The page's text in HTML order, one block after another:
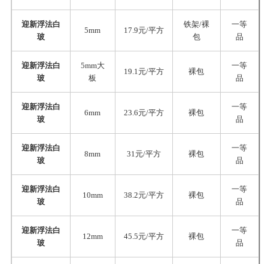
迎新浮法白
玻
5mm 17.9元/平方
铁架/裸
包
一等
品
迎新浮法白
玻
5mm大
板
19.1元/平方 裸包
一等
品
迎新浮法白
玻
6mm 23.6元/平方 裸包
一等
品
迎新浮法白
玻
8mm 31元/平方 裸包
一等
品
迎新浮法白
玻
10mm 38.2元/平方 裸包
一等
品
迎新浮法白
玻
12mm 45.5元/平方 裸包
一等
品